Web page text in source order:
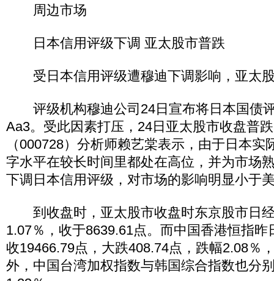
周边市场
日本信用评级下调 亚太股市普跌
受日本信用评级遭穆迪下调影响，亚太
评级机构穆迪公司24日宣布将日本国债
Aa3。受此因素打压，24日亚太股市收盘普
（000728）分析师赖艺棠表示，由于日本实
字水平在较长时间里都处在高位，并为市场
下调日本信用评级，对市场的影响明显小于
到收盘时，亚太股市收盘时东京股市日
1.07％，收于8639.61点。而中国香港恒指昨
收19466.79点，大跌408.74点，跌幅2.08％
外，中国台湾加权指数与韩国综合指数也分